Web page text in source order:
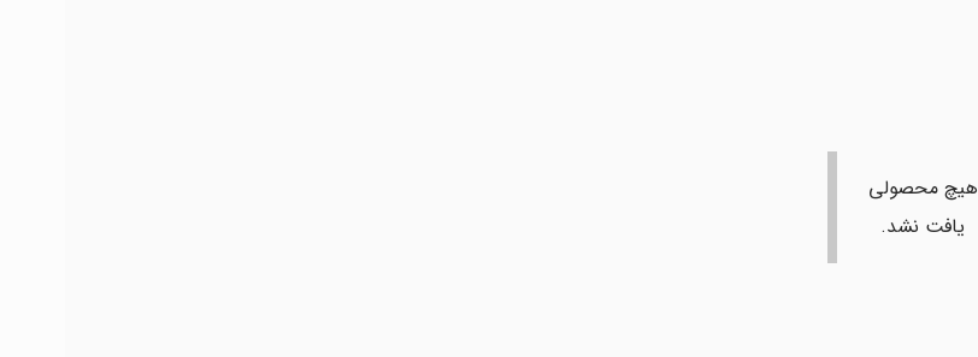
هیچ محصولی
یافت نشد.